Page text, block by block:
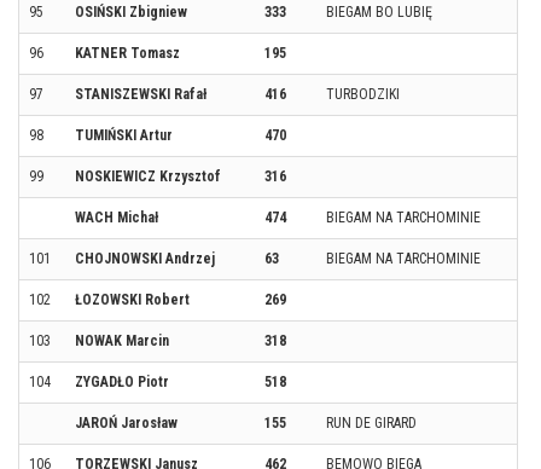
95 OSIŃSKI Zbigniew 333 BIEGAM BO LUBIĘ
96 KATNER Tomasz 195
97 STANISZEWSKI Rafał 416 TURBODZIKI
98 TUMIŃSKI Artur 470
99 NOSKIEWICZ Krzysztof 316
WACH Michał 474 BIEGAM NA TARCHOMINIE
101 CHOJNOWSKI Andrzej 63 BIEGAM NA TARCHOMINIE
102 ŁOZOWSKI Robert 269
103 NOWAK Marcin 318
104 ZYGADŁO Piotr 518
JAROŃ Jarosław 155 RUN DE GIRARD
106 TORZEWSKI Janusz 462 BEMOWO BIEGA